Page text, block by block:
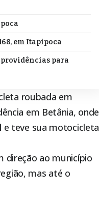
em Itapipoca
providências para
roubada em
em Betânia, onde
e teve sua motocicleta
direção ao município
mas até o